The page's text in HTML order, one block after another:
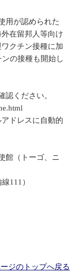
用が認められた
在留邦人等向け
クチン接種に加
の接種も開始し
ください。
ドレスに自動的
館（トーゴ、ニ
111）
ジのトップへ戻る